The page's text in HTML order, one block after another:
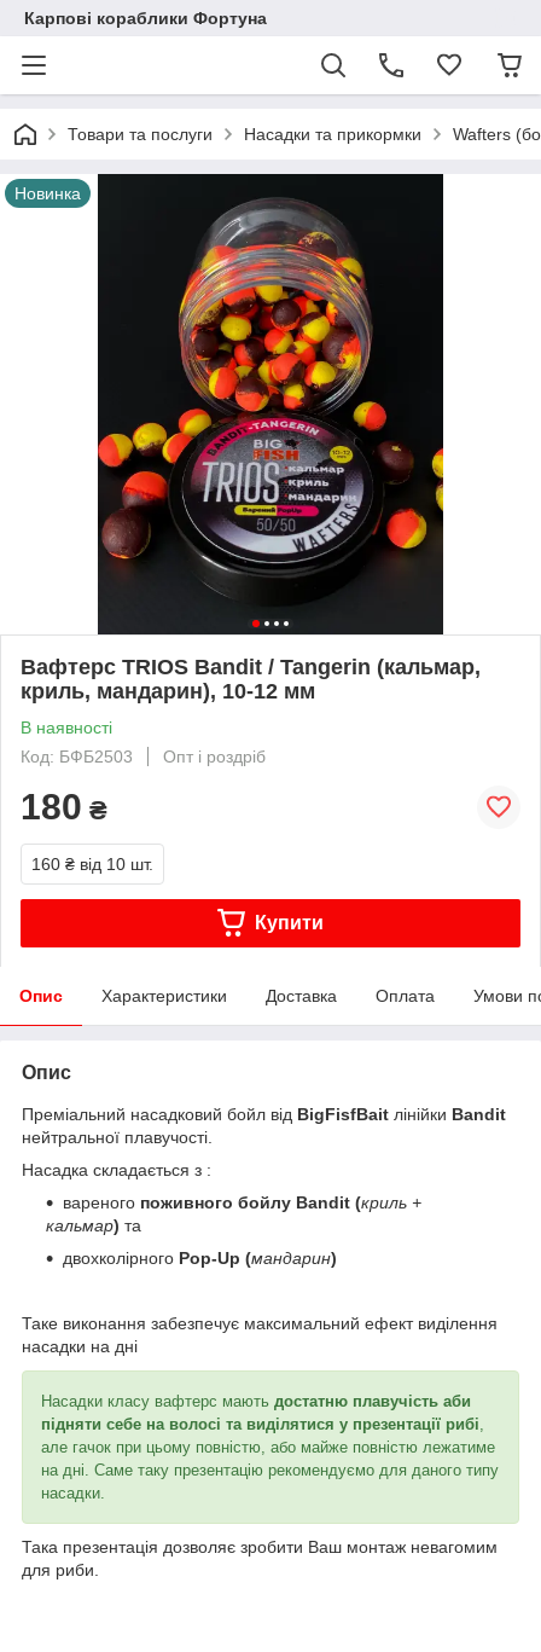
Карпові кораблики Фортуна
Товари та послуги Насадки та прикормки Wafters
Новинка
Вафтерс TRIOS Bandit / Tangerin (кальмар,
криль, мандарин), 10-12 мм
В наявності
Код: БФБ2503
Опт і роздріб
180 ₴
160 ₴ від 10 шт.
Купити
Опис Характеристики Доставка Оплата Умови
Опис
Преміальний насадковий бойл від BigFisfBait лінійки Bandit
нейтральної плавучості.
Насадка складається з :
вареного поживного бойлу Bandit (криль +
кальмар) та
двохколірного Pop-Up (мандарин)
Таке виконання забезпечує максимальний ефект виділення
насадки на дні
Насадки класу вафтерс мають достатню плавучість аби
підняти себе на волосі та виділятися у презентації рибі
але гачок при цьому повністю, або майже повністю лежатиме
на дні. Саме таку презентацію рекомендуємо для даного типу
насадки.
Така презентація дозволяє зробити Ваш монтаж невагомим
для риби.